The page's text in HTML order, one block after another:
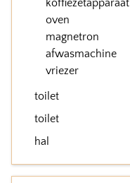
koffiezetapparaat
oven
magnetron
afwasmachine
vriezer
toilet
toilet
hal